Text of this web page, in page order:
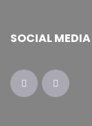
SOCIAL MEDIA